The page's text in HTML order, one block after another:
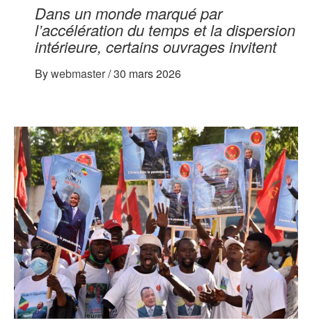
Dans un monde marqué par
l’accélération du temps et la dispersion
intérieure, certains ouvrages invitent
Bywebmaster/30 mars 2026